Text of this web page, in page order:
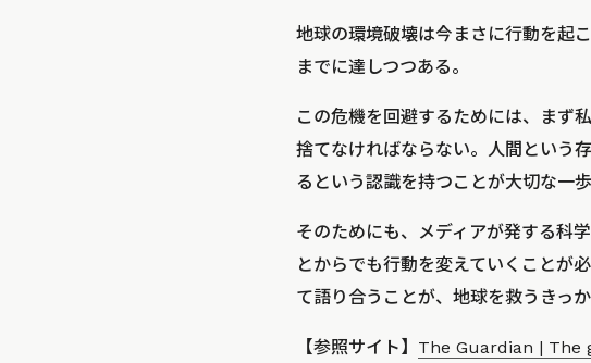
地球の環境破壊は今まさに行動を起
までに達しつつある。
この危機を回避するためには、まず
捨てなければならない。人間という
るという認識を持つことが大切な一歩
そのためにも、メディアが発する科
とからでも行動を変えていくことが
て語り合うことが、地球を救うきっ
【参照サイト】 The Guardian | The